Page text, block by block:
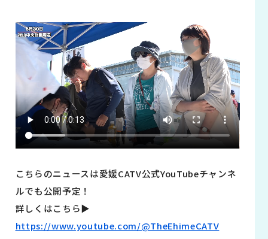
こちらのニュースは愛媛CATV公式YouTubeチャンネ
ルでも公開予定！
詳しくはこちら▶︎
https://www.youtube.com/@TheEhimeCATV